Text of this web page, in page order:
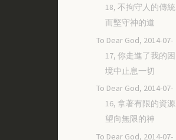
18, 不拘守人的傳統
而堅守神的道
To Dear God, 2014-07-
17, 你走進了我的困
境中止息一切
To Dear God, 2014-07-
16, 拿著有限的資源
望向無限的神
To Dear God, 2014-07-